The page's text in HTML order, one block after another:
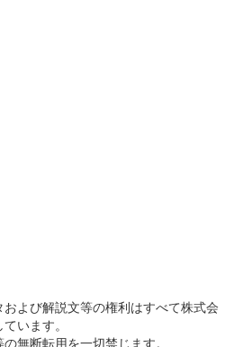
よび解説文等の権利はすべて株式会
います。
無断転用を一切禁じます。